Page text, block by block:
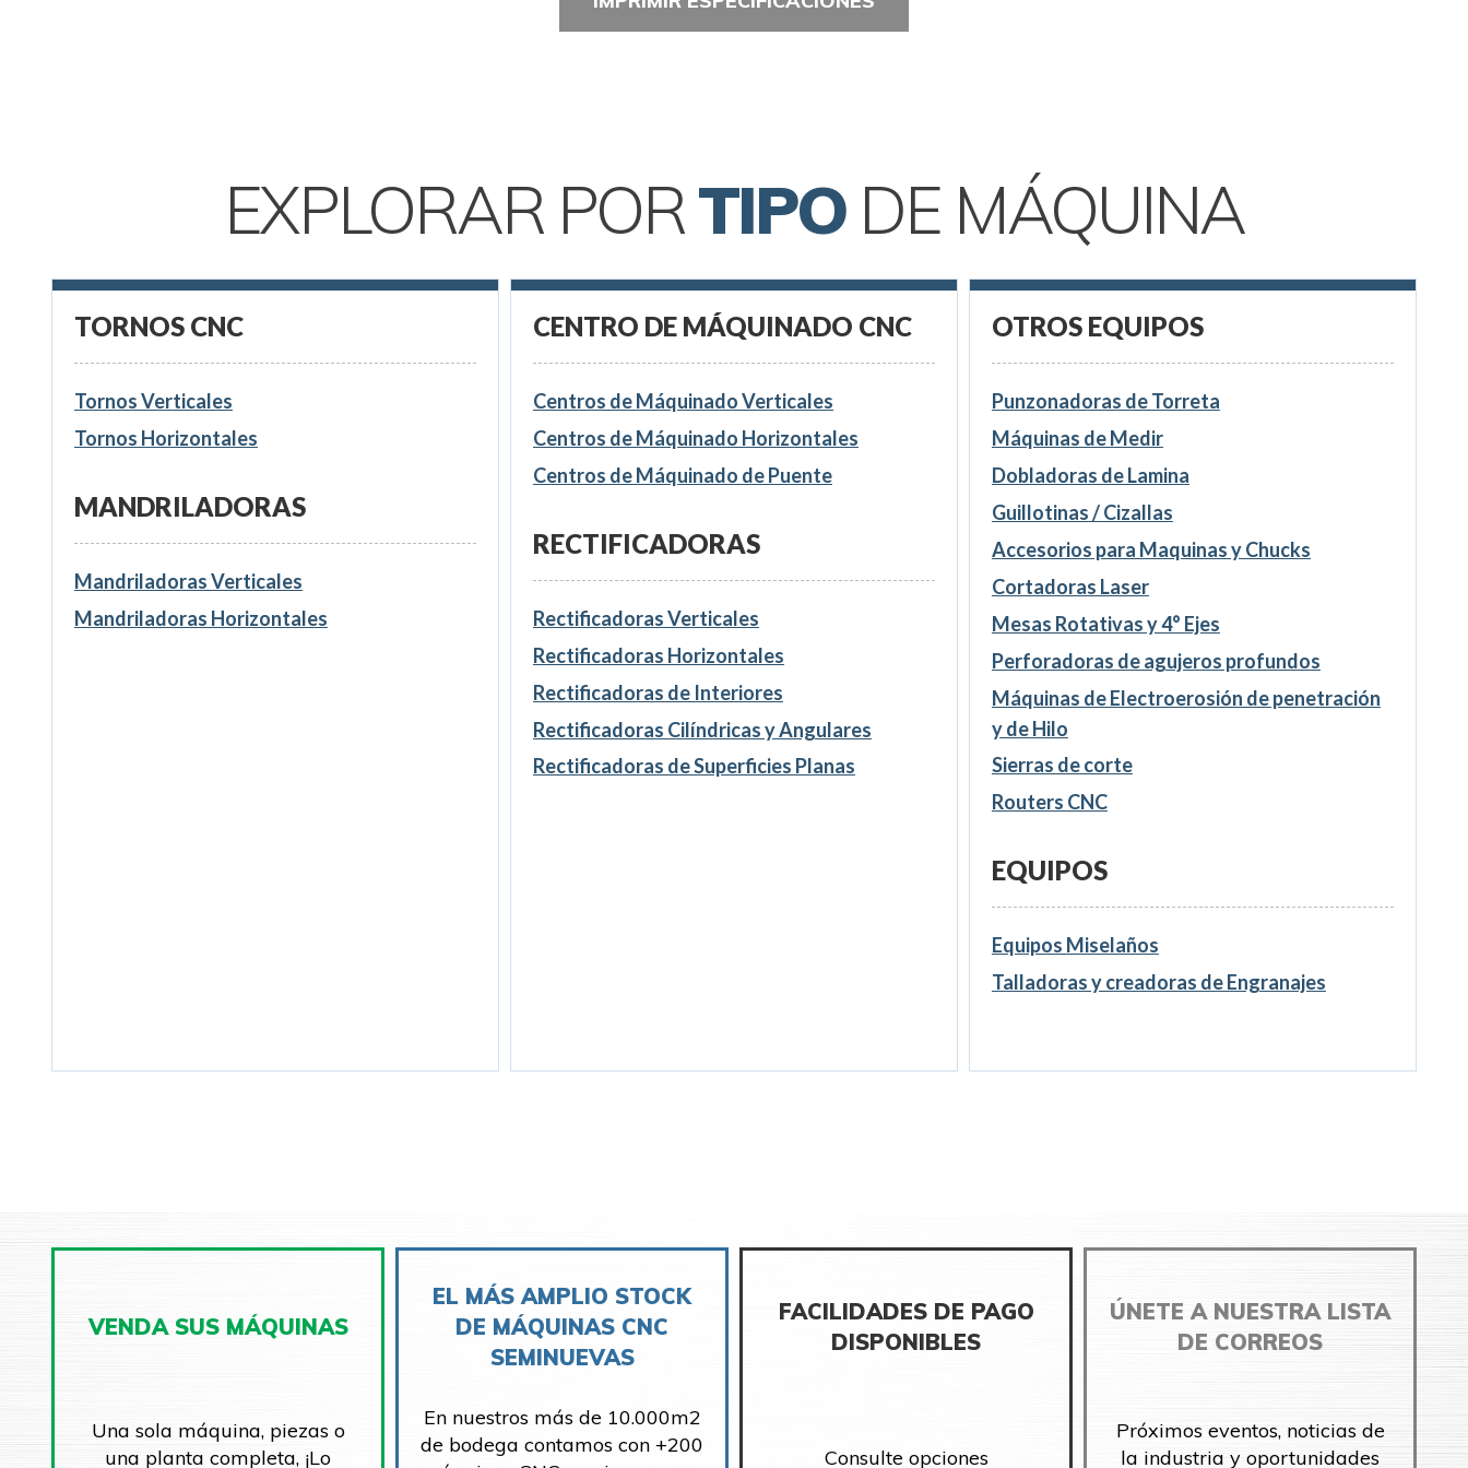
EXPLORAR PORTIPODE MÁQUINA
TORNOS CNC
Tornos Verticales
Tornos Horizontales
MANDRILADORAS
Mandriladoras Verticales
Mandriladoras Horizontales
CENTRO DE MÁQUINADO CNC
Centros de Máquinado Verticales
Centros de Máquinado Horizontales
Centros de Máquinado de Puente
RECTIFICADORAS
Rectificadoras Verticales
Rectificadoras Horizontales
Rectificadoras de Interiores
Rectificadoras Cilíndricas y Angulares
Rectificadoras de Superficies Planas
OTROS EQUIPOS
Punzonadoras de Torreta
Máquinas de Medir
Dobladoras de Lamina
Guillotinas / Cizallas
Accesorios para Maquinas y Chucks
Cortadoras Laser
Mesas Rotativas y 4° Ejes
Perforadoras de agujeros profundos
Máquinas de Electroerosión de penetración
y de Hilo
Sierras de corte
Routers CNC
EQUIPOS
Equipos Miselaños
Talladoras y creadoras de Engranajes
VENDA SUS MÁQUINAS
Una sola máquina, piezas o
una planta completa, ¡Lo
EL MÁS AMPLIO STOCK
DE MÁQUINAS CNC
SEMINUEVAS
En nuestros más de 10.000m2
de bodega contamos con +200
FACILIDADES DE PAGO
DISPONIBLES
Consulte opciones
ÚNETE A NUESTRA LISTA
DE CORREOS
Próximos eventos, noticias de
la industria y oportunidades